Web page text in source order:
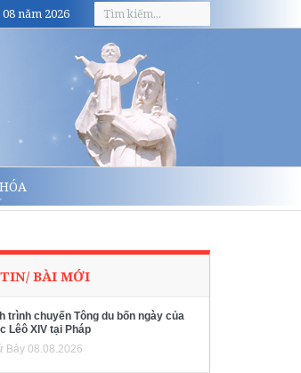
năm 2026
TIN/ BÀI MỚI
trình chuyến Tông du bốn ngày của
Lêô XIV tại Pháp
Bảy 08.08.2026